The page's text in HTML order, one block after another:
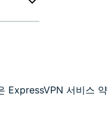
ExpressVPN 서비스 약